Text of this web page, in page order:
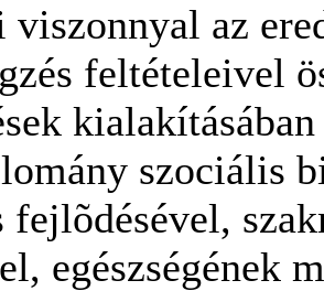
viszonnyal az
feltételeivel
szociális
egészségének